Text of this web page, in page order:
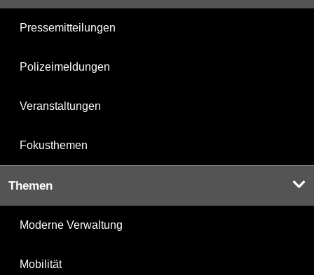
Pressemitteilungen
Polizeimeldungen
Veranstaltungen
Fokusthemen
Themen
Moderne Verwaltung
Mobilität